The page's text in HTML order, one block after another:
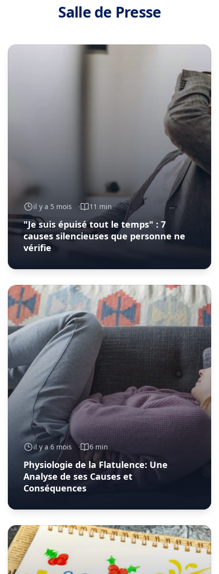
Salle de Presse
il y a 5 mois 11 min
"Je suis épuisé tout le temps" : 7
causes silencieuses que personne ne
vérifie
il y a 6 mois 6 min
Physiologie de la Flatulence: Une
Analyse de ses Causes et
Conséquences